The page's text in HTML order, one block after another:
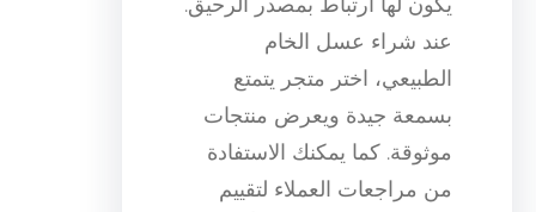
عند شراء عسل الخام
الطبيعي، اختر متجر يتمتع
بسمعة جيدة ويعرض منتجات
موثوقة. كما يمكنك الاستفادة
من مراجعات العملاء لتقييم